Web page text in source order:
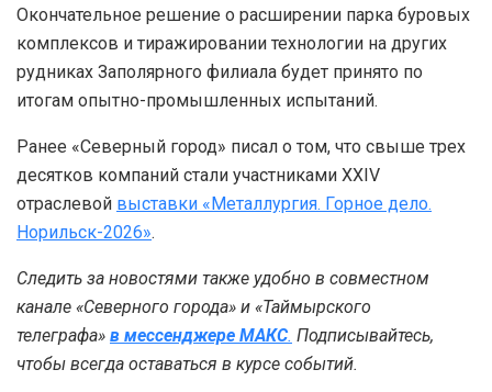
Окончательное решение о расширении парка буровых
комплексов и тиражировании технологии на других
рудниках Заполярного филиала будет принято по
итогам опытно-промышленных испытаний.
Ранее «Северный город» писал о том, что свыше трех
десятков компаний стали участниками XXIV
отраслевой выставки «Металлургия. Горное дело.
Норильск-2026».
Следить за новостями также удобно в совместном
канале «Северного города» и «Таймырского
телеграфа» в мессенджере MAКС. Подписывайтесь,
чтобы всегда оставаться в курсе событий.